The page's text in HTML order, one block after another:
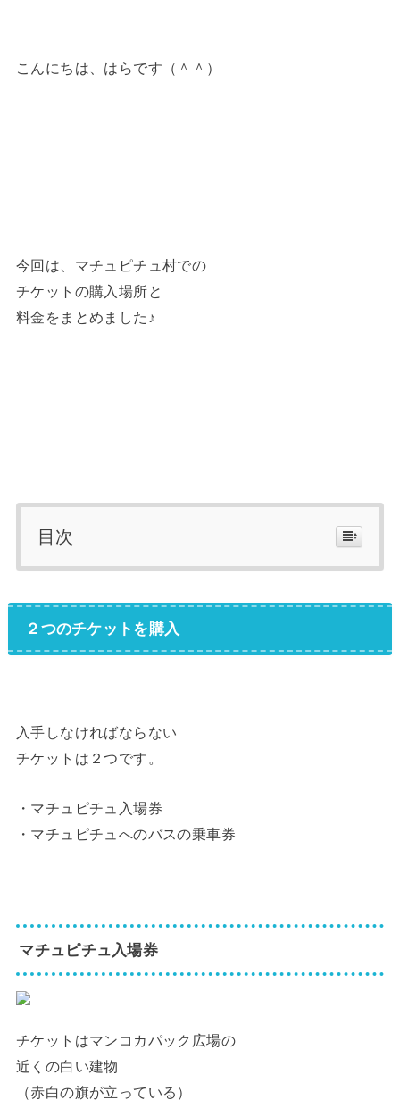
こんにちは、はらです（＾＾）
今回は、マチュピチュ村での
チケットの購入場所と
料金をまとめました♪
目次
２つのチケットを購入
入手しなければならない
チケットは２つです。
・マチュピチュ入場券
・マチュピチュへのバスの乗車券
マチュピチュ入場券
チケットはマンコカパック広場の
近くの白い建物
（赤白の旗が立っている）